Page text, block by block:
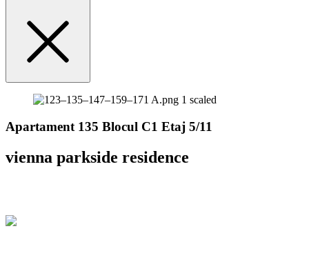
Apartament 135 Blocul C1 Etaj 5/11
vienna parkside residence